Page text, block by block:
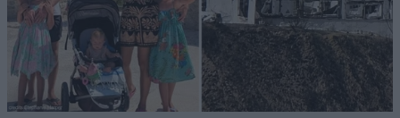
που αρχισαν να σε [...] ολοι
Απαντήστε